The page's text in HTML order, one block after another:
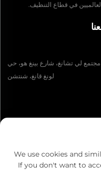
العالميين في قطاع التنظيف.
شين شيا، مجتمع لي تشانغ، شارع بينغ هو، حي
لونغ قانغ، شنتشن
للتصنيع الذكي المحدودة. جميع الحقوق
We use cookies and
If you don't want to